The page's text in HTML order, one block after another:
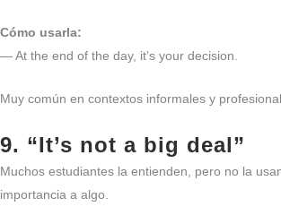
Cómo usarla:
— At the end of the day, it’s your decision.
Muy común en contextos informales y
9. “It’s not a big deal”
Muchos estudiantes la entienden, pero no la
importancia a algo.